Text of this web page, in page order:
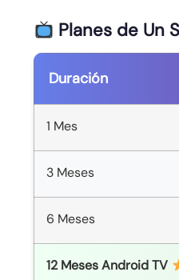
Planes de Un
Duración
1 Mes
3 Meses
6 Meses
12 Meses Android TV